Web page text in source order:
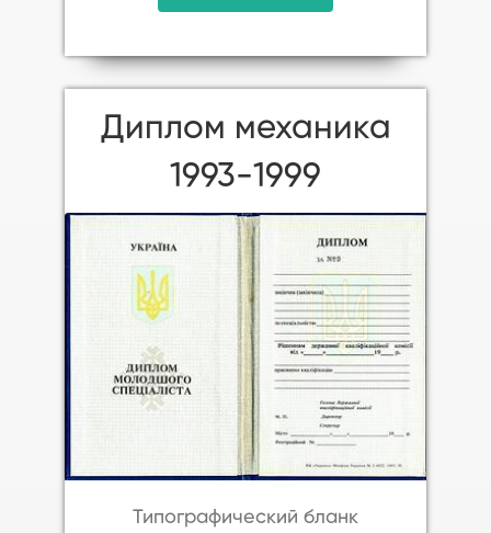
Диплом механика
1993-1999
Типографический бланк